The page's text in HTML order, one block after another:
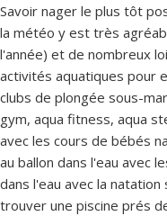
Savoir nager le plus tôt
la météo y est très
l'année) et de nombreux
activités aquatiques pour
clubs de plongée sous-
gym, aqua fitness, aqua
avec les cours de bébés
au ballon dans l'eau avec
dans l'eau avec la
trouver une piscine prés